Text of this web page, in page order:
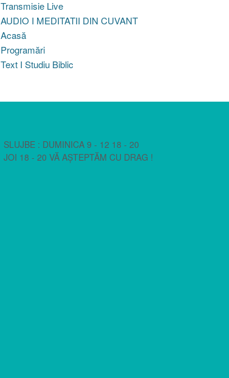
Transmisie Live
AUDIO I MEDITATII DIN CUVANT
Acasă
Programări
Text I Studiu Biblic
SLUJBE : DUMINICA 9 - 12 18 - 20
JOI 18 - 20 VĂ AȘTEPTĂM CU DRAG !